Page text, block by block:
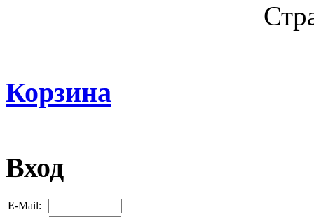
Корзина
Вход
E-Mail: